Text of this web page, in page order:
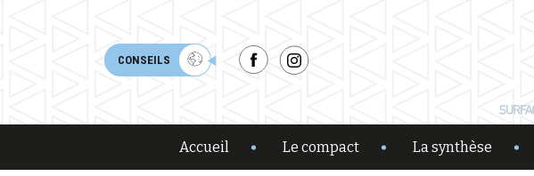
CONSEILS
Accueil Le compact La synthèse